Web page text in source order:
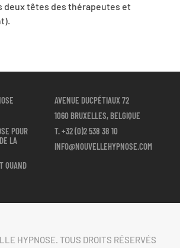
deux têtes des thérapeutes et
POUR
LA
QUAND
AVENUE DUCPÉTIAUX 72
1060 BRUXELLES, BELGIQUE
T.+32 (0)2 538 38 10
INFO@NOUVELLEHYPNOSE.COM
HYPNOSE. TOUS DROITS RÉSERVÉS